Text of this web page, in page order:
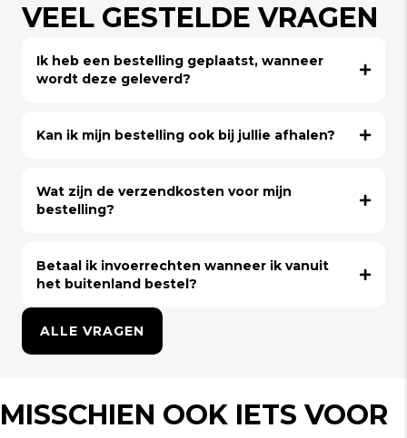
VEEL GESTELDE VRAGEN
Ik heb een bestelling geplaatst, wanneer
wordt deze geleverd?
Kan ik mijn bestelling ook bij jullie afhalen?
Wat zijn de verzendkosten voor mijn
bestelling?
Betaal ik invoerrechten wanneer ik vanuit
het buitenland bestel?
ALLE VRAGEN
MISSCHIEN OOK IETS VOOR